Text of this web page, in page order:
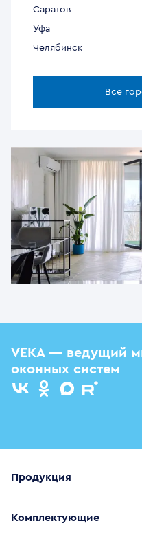
Саратов
Уфа
Челябинск
Все
VEKA — ведущий
оконных систем
Продукция
Комплектующие